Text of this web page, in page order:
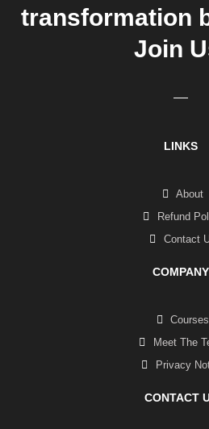
transformation
Join
LINKS
About
Refund
Contact
COMPANY
Courses
Meet The
Privacy
CONTACT